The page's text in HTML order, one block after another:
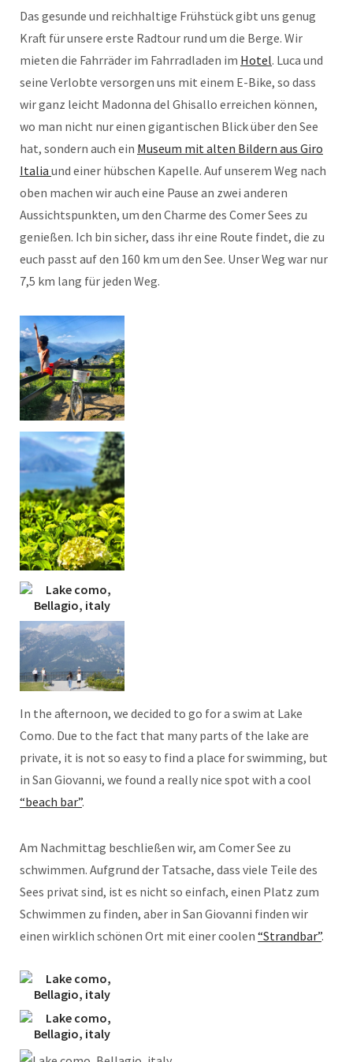
Das gesunde und reichhaltige Frühstück gibt uns genug
Kraft für unsere erste Radtour rund um die Berge. Wir
mieten die Fahrräder im Fahrradladen im Hotel. Luca und
seine Verlobte versorgen uns mit einem E-Bike, so dass
wir ganz leicht Madonna del Ghisallo erreichen können,
wo man nicht nur einen gigantischen Blick über den See
hat, sondern auch ein Museum mit alten Bildern aus Giro
Italia und einer hübschen Kapelle. Auf unserem Weg nach
oben machen wir auch eine Pause an zwei anderen
Aussichtspunkten, um den Charme des Comer Sees zu
genießen. Ich bin sicher, dass ihr eine Route findet, die zu
euch passt auf den 160 km um den See. Unser Weg war nur
7,5 km lang für jeden Weg.
In the afternoon, we decided to go for a swim at Lake
Como. Due to the fact that many parts of the lake are
private, it is not so easy to find a place for swimming, but
in San Giovanni, we found a really nice spot with a cool
“beach bar”.
Am Nachmittag beschließen wir, am Comer See zu
schwimmen. Aufgrund der Tatsache, dass viele Teile des
Sees privat sind, ist es nicht so einfach, einen Platz zum
Schwimmen zu finden, aber in San Giovanni finden wir
einen wirklich schönen Ort mit einer coolen “Strandbar”.